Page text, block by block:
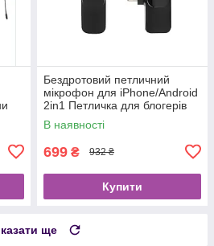
Бездротовий петличний
мікрофон для iPhone/Android
2in1 Петличка для блогерів
В наявності
699 ₴ 932 ₴
Купити
ще